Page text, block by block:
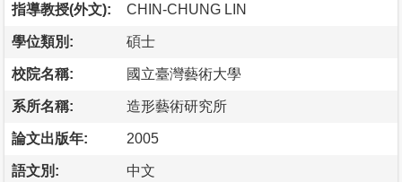
指導教授(外文): CHIN-CHUNG LIN
學位類別: 碩士
校院名稱: 國立臺灣藝術大學
系所名稱: 造形藝術研究所
論文出版年: 2005
語文別: 中文